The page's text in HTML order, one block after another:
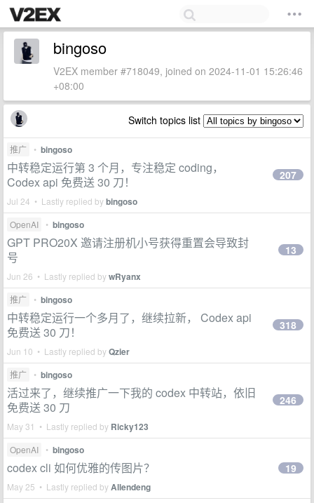
bingoso
V2EX member #718049, joined on 2024-11-01 15:26:46
+08:00
Switch topics list
推广 • bingoso
中转稳定运行第 3 个月，专注稳定 coding，
Codex api 免费送 30 刀！
Jul 24 • Lastly replied bybingoso
207
OpenAI • bingoso
GPT PRO20X 邀请注册机小号获得重置会导致封
号
Jun 26 • Lastly replied bywRyanx
13
推广 • bingoso
中转稳定运行一个多月了，继续拉新， Codex api
免费送 30 刀！
Jun 10 • Lastly replied byQzier
318
推广 • bingoso
活过来了，继续推广一下我的 codex 中转站，依旧
免费送 30 刀
May 31 • Lastly replied by Ricky123
246
OpenAI • bingoso
codex cli 如何优雅的传图片？
May 25 • Lastly replied byAllendeng
19